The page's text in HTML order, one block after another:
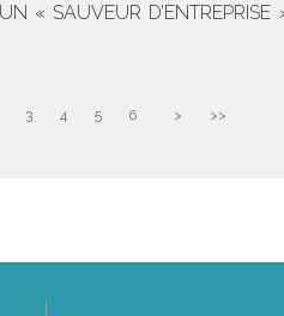
« SAUVEUR
3 4 5 6 > >>